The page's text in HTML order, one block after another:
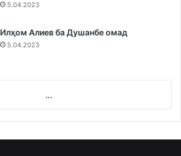
5.04.2023
Илҳом Алиев ба Душанбе омад
5.04.2023
...